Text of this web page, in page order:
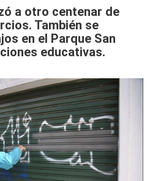
a otro centenar de
También se
en el Parque San
educativas.